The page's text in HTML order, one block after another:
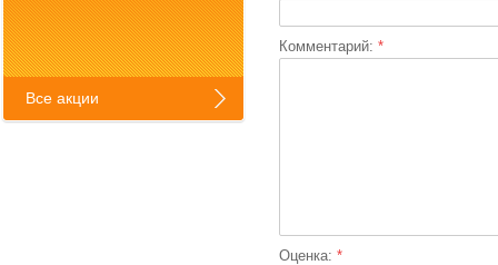
Комментарий: *
Оценка: *
Все акции